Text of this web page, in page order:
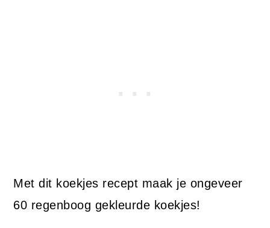
Met dit koekjes recept maak je ongeveer
60 regenboog gekleurde koekjes!